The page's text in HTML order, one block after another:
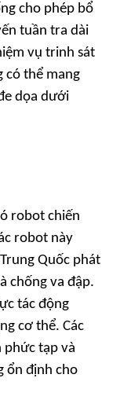
cho phép bổ
tuần tra dài
vụ trinh sát
có thể mang
dọa dưới
robot chiến
robot này
Quốc phát
chống va đập.
tác động
cơ thể. Các
phức tạp và
ổn định cho